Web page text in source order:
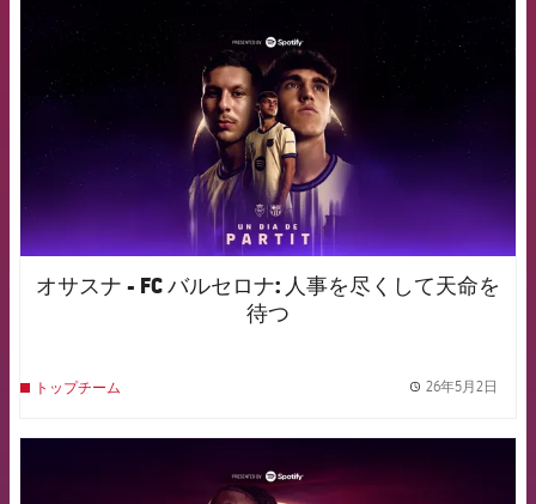
オサスナ - FC バルセロナ: 人事を尽くして天命を
待つ
トップチーム 26年5月2日